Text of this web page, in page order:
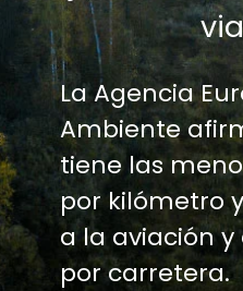
La Agencia
Ambiente
tiene las
por kilómetro
a la aviación
por carretera.